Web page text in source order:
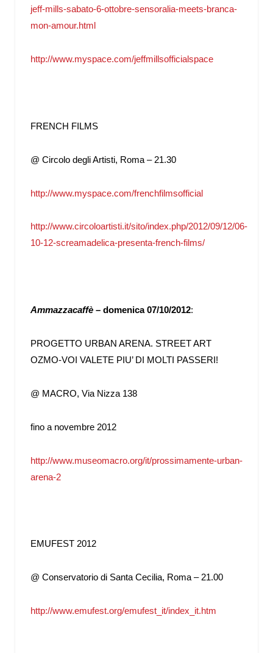
jeff-mills-sabato-6-ottobre-sensoralia-meets-branca-
mon-amour.html
http://www.myspace.com/jeffmillsofficialspace
FRENCH FILMS
@ Circolo degli Artisti, Roma – 21.30
http://www.myspace.com/frenchfilmsofficial
http://www.circoloartisti.it/sito/index.php/2012/09/12/06-
10-12-screamadelica-presenta-french-films/
Ammazzacaffè – domenica 07/10/2012:
PROGETTO URBAN ARENA. STREET ART
OZMO-VOI VALETE PIU’ DI MOLTI PASSERI!
@ MACRO, Via Nizza 138
fino a novembre 2012
http://www.museomacro.org/it/prossimamente-urban-
arena-2
EMUFEST 2012
@ Conservatorio di Santa Cecilia, Roma – 21.00
http://www.emufest.org/emufest_it/index_it.htm